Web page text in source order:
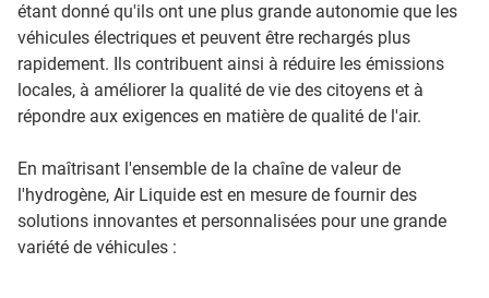
étant donné qu'ils ont une plus grande autonomie que les
véhicules électriques et peuvent être rechargés plus
rapidement. Ils contribuent ainsi à réduire les émissions
locales, à améliorer la qualité de vie des citoyens et à
répondre aux exigences en matière de qualité de l'air.
En maîtrisant l'ensemble de la chaîne de valeur de
l'hydrogène, Air Liquide est en mesure de fournir des
solutions innovantes et personnalisées pour une grande
variété de véhicules :